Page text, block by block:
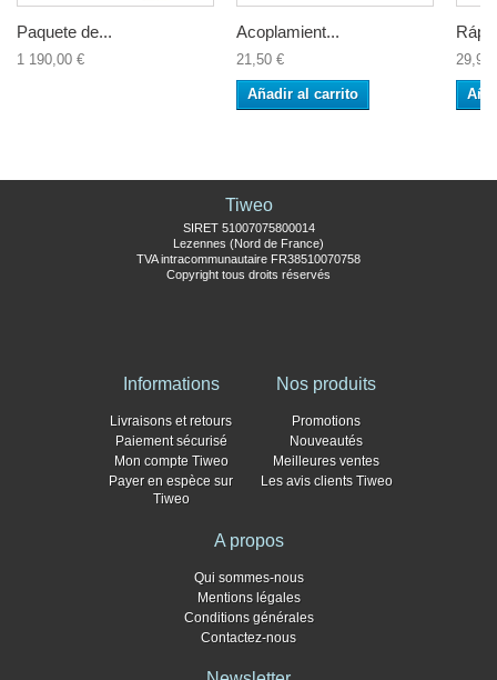
Paquete de...
1 190,00 €
Acoplamient...
21,50 €
Añadir al carrito
29,90
Tiweo
SIRET 51007075800014
Lezennes (Nord de France)
TVA intracommunautaire FR38510070758
Copyright tous droits réservés
Informations
Livraisons et retours
Paiement sécurisé
Mon compte Tiweo
Payer en espèce sur
Tiweo
Nos produits
Promotions
Nouveautés
Meilleures ventes
Les avis clients Tiweo
A propos
Qui sommes-nous
Mentions légales
Conditions générales
Contactez-nous